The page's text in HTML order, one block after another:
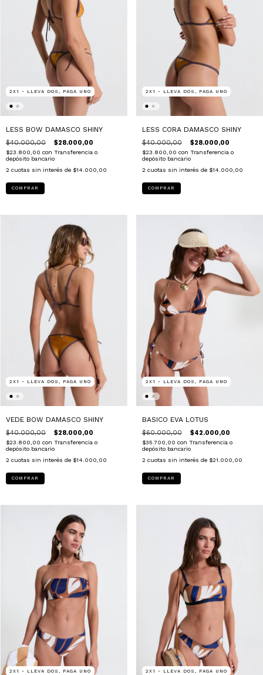
2X1 - LLEVA DOS, PAGA UNO
LESS BOW DAMASCO SHINY
$40.000,00 $28.000,00
$23.800,00 con Transferencia o
depósito bancario
2 cuotas sin interés de $14.000,00
COMPRAR
2X1 - LLEVA DOS, PAGA UNO
LESS CORA DAMASCO SHINY
$40.000,00 $28.000,00
$23.800,00 con Transferencia o
depósito bancario
2 cuotas sin interés de $14.000,00
COMPRAR
2X1 - LLEVA DOS, PAGA UNO
VEDE BOW DAMASCO SHINY
$40.000,00 $28.000,00
$23.800,00 con Transferencia o
depósito bancario
2 cuotas sin interés de $14.000,00
COMPRAR
2X1 - LLEVA DOS, PAGA UNO
BASICO EVA LOTUS
$60.000,00 $42.000,00
$35.700,00 con Transferencia o
depósito bancario
2 cuotas sin interés de $21.000,00
COMPRAR
2X1 - LLEVA DOS, PAGA UNO 2X1 - LLEVA DOS, PAGA UNO